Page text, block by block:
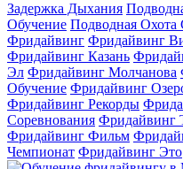
Задержка Дыхания
Обучение Подводная Охота
Фридайвинг Фридайвинг
Фридайвинг Казань
Эл Фридайвинг Молчанова
Обучение Фридайвинг
Фридайвинг Рекорды
Соревнования Фридайвинг
Фридайвинг Фильм
Чемпионат Фридайвинг Это